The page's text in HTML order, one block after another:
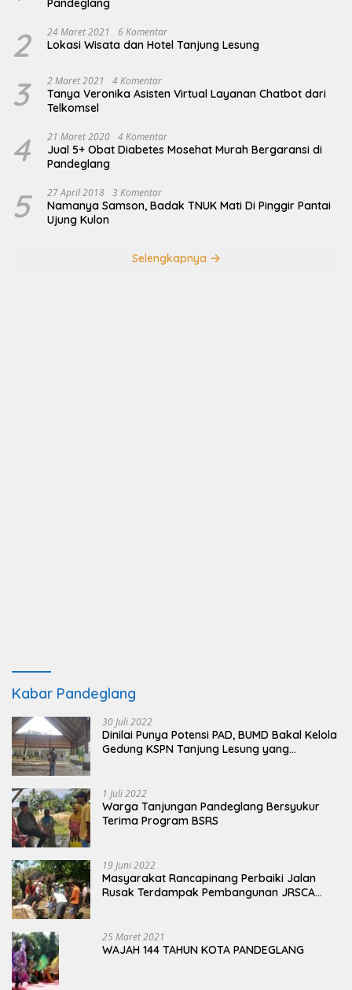
Pandeglang
2 24 Maret 2021 6 Komentar
Lokasi Wisata dan Hotel Tanjung Lesung
3 2 Maret 2021 4 Komentar
Tanya Veronika Asisten Virtual Layanan Chatbot dari
Telkomsel
4 21 Maret 2020 4 Komentar
Jual 5+ Obat Diabetes Mosehat Murah Bergaransi di
Pandeglang
5 27 April 2018 3 Komentar
Namanya Samson, Badak TNUK Mati Di Pinggir Pantai
Ujung Kulon
Selengkapnya
Kabar Pandeglang
30 Juli 2022
Dinilai Punya Potensi PAD, BUMD Bakal Kelola
Gedung KSPN Tanjung Lesung yang
1 Juli 2022
Warga Tanjungan Pandeglang Bersyukur
Terima Program BSRS
19 Juni 2022
Masyarakat Rancapinang Perbaiki Jalan
Rusak Terdampak Pembangunan JRSCA
25 Maret 2021
WAJAH 144 TAHUN KOTA PANDEGLANG